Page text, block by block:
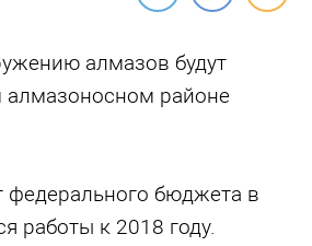
алмазов будут
районе
федерального бюджета в
работы к 2018 году.